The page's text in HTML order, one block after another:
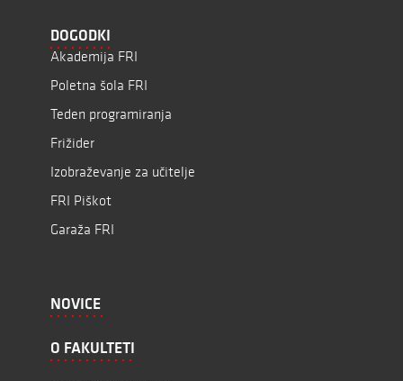
DOGODKI
Akademija FRI
Poletna šola FRI
Teden programiranja
Frižider
Izobraževanje za učitelje
FRI Piškot
Garaža FRI
NOVICE
O FAKULTETI